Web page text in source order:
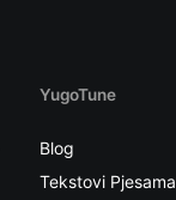
YugoTune
Blog
Tekstovi Pjesama